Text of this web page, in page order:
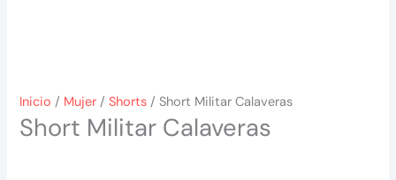
Inicio / Mujer /Shorts / Short Militar Calaveras
Short Militar Calaveras